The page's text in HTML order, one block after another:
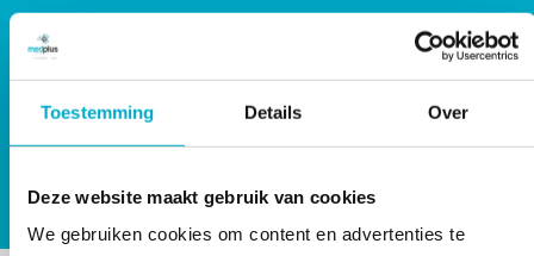
Toestemming Details Over
Deze website maakt gebruik van cookies
We gebruiken cookies om content en advertenties te
Al onze therapeuten zijn ervaren en gediplomeerde professionals. Naast
veel ervaring op het gebied van fysiotherapie zijn diverse subspecialisaties
in huis waaronder sportfysiotherapie, manuele therapie, revalidatie, dry-
neelding- kinesiotaping. Middels diverse cursussen en opleidingen
gedurende het jaar blijven wij op de hoogte van de laatste ontwikkelingen